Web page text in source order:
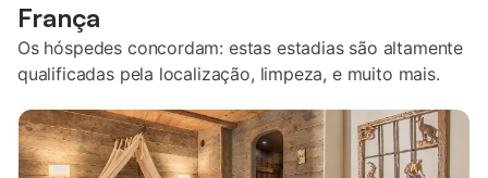
França
Os hóspedes concordam: estas estadias são altamente
qualificadas pela localização, limpeza, e muito mais.